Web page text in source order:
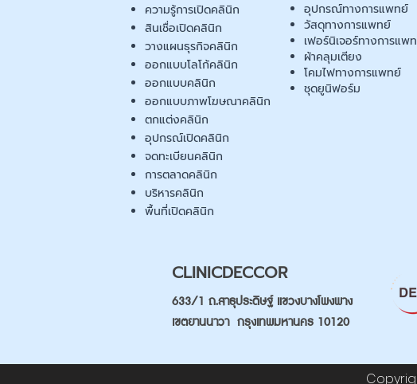
ความรู้การเปิดคลินิก
สินเชื่อเปิดคลินิก
วางแผนธุรกิจคลินิก
ออกแบบโลโก้คลินิก
ออกแบบคลินิก
ออกแบบภาพโฆษณาคลินิก
ตกแต่งคลินิก
อุปกรณ์เปิดคลินิก
จดทะเบียนคลินิก
การตลาดคลินิก
บริหารคลินิก
พื้นที่เปิดคลินิก
อุปกรณ์ทางการแพทย์
วัสดุทางการแพทย์
เฟอร์นิเจอร์ทางการแพ
ผ้าคลุมเตียง
โคมไฟทางการแพทย์
ชุดยูนิฟอร์ม
CLINICDECCOR
633/1 ถ.สาธุประดิษฐ์ แขวงบางโพงพาง
เขตยานนาวา กรุงเทพมหานคร 10120